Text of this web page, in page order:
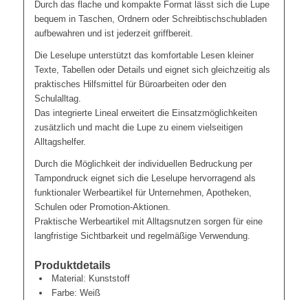
Durch das flache und kompakte Format lässt sich die Lupe
bequem in Taschen, Ordnern oder Schreibtischschubladen
aufbewahren und ist jederzeit griffbereit.
Die Leselupe unterstützt das komfortable Lesen kleiner
Texte, Tabellen oder Details und eignet sich gleichzeitig als
praktisches Hilfsmittel für Büroarbeiten oder den
Schulalltag.
Das integrierte Lineal erweitert die Einsatzmöglichkeiten
zusätzlich und macht die Lupe zu einem vielseitigen
Alltagshelfer.
Durch die Möglichkeit der individuellen Bedruckung per
Tampondruck eignet sich die Leselupe hervorragend als
funktionaler Werbeartikel für Unternehmen, Apotheken,
Schulen oder Promotion-Aktionen.
Praktische Werbeartikel mit Alltagsnutzen sorgen für eine
langfristige Sichtbarkeit und regelmäßige Verwendung.
Produktdetails
Material: Kunststoff
Farbe: Weiß